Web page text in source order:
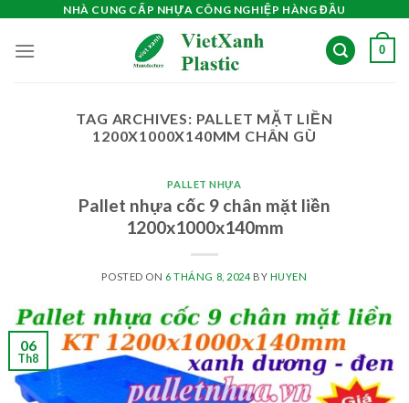
content
NHÀ CUNG CẤP NHỰA CÔNG NGHIỆP HÀNG ĐẦU
0
TAG ARCHIVES: PALLET MẶT LIỀN
1200X1000X140MM CHÂN GÙ
PALLET NHỰA
Pallet nhựa cốc 9 chân mặt liền
1200x1000x140mm
POSTED ON 6 THÁNG 8, 2024BY HUYEN
06
Th8